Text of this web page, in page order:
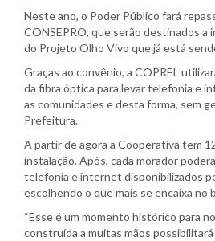
Neste ano, o Poder Público fará
CONSEPRO, que serão destinados a
do Projeto Olho Vivo que já está
Graças ao convênio, a COPREL
da fibra óptica para levar telefonia e
as comunidades e desta forma, sem
Prefeitura.
A partir de agora a Cooperativa tem
instalação. Após, cada morador
telefonia e internet disponibilizados
escolhendo o que mais se encaixa no
“Esse é um momento histórico para
construída a muitas mãos